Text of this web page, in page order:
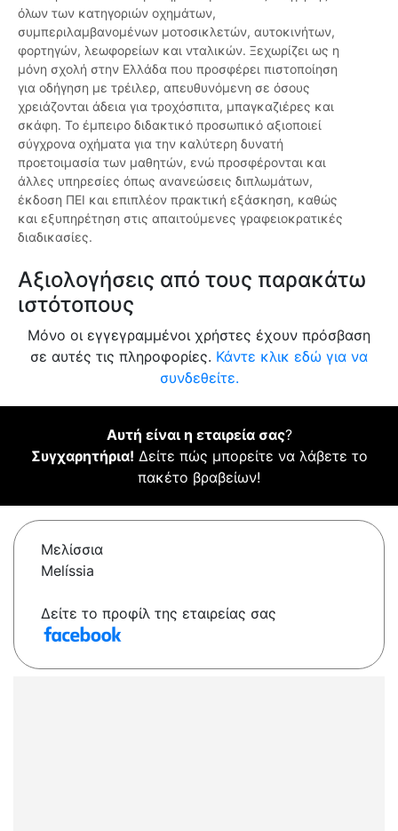
όλων των κατηγοριών οχημάτων,
συμπεριλαμβανομένων μοτοσικλετών, αυτοκινήτων,
φορτηγών, λεωφορείων και νταλικών. Ξεχωρίζει ως η
μόνη σχολή στην Ελλάδα που προσφέρει πιστοποίηση
για οδήγηση με τρέιλερ, απευθυνόμενη σε όσους
χρειάζονται άδεια για τροχόσπιτα, μπαγκαζιέρες και
σκάφη. Το έμπειρο διδακτικό προσωπικό αξιοποιεί
σύγχρονα οχήματα για την καλύτερη δυνατή
προετοιμασία των μαθητών, ενώ προσφέρονται και
άλλες υπηρεσίες όπως ανανεώσεις διπλωμάτων,
έκδοση ΠΕΙ και επιπλέον πρακτική εξάσκηση, καθώς
και εξυπηρέτηση στις απαιτούμενες γραφειοκρατικές
διαδικασίες.
Αξιολογήσεις από τους παρακάτω
ιστότοπους
Μόνο οι εγγεγραμμένοι χρήστες έχουν πρόσβαση
σε αυτές τις πληροφορίες. Κάντε κλικ εδώ για να
συνδεθείτε.
Αυτή είναι η εταιρεία σας?
Συγχαρητήρια! Δείτε πώς μπορείτε να λάβετε το
πακέτο βραβείων!
Μελίσσια
Melíssia
Δείτε το προφίλ της εταιρείας σας